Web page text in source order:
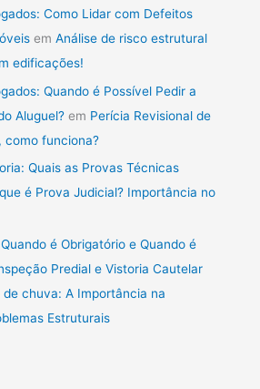
Como Lidar com Defeitos
emAnálise de risco estrutural
edificações!
Quando é Possível Pedir a
Aluguel? em Perícia Revisional de
como funciona?
Quais as Provas Técnicas
é Prova Judicial? Importância no
é Obrigatório e Quando é
Predial e Vistoria Cautelar
chuva: A Importância na
Estruturais